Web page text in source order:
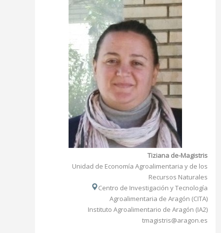
Tiziana de-Magistris
Unidad de Economía Agroalimentaria y de los
Recursos Naturales
Centro de Investigación y Tecnología
Agroalimentaria de Aragón (CITA)
Instituto Agroalimentario de Aragón (IA2)
tmagistris@aragon.es